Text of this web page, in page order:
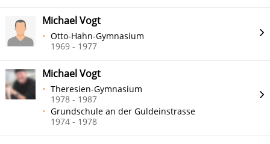
Michael Vogt
Otto-Hahn-Gymnasium
1969 - 1977
Michael Vogt
Theresien-Gymnasium
1978 - 1987
Grundschule an der Guldeinstrasse
1974 - 1978